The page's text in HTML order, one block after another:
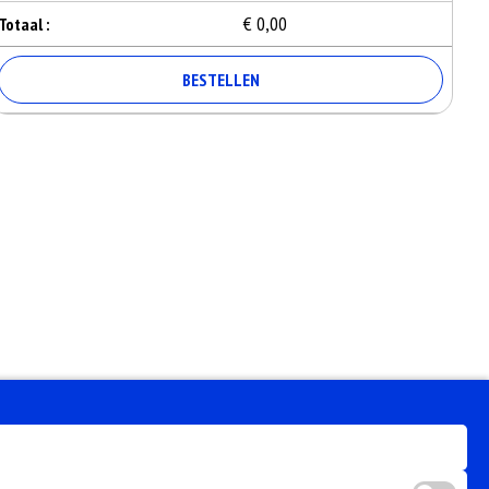
Totaal : € 0,00
BESTELLEN